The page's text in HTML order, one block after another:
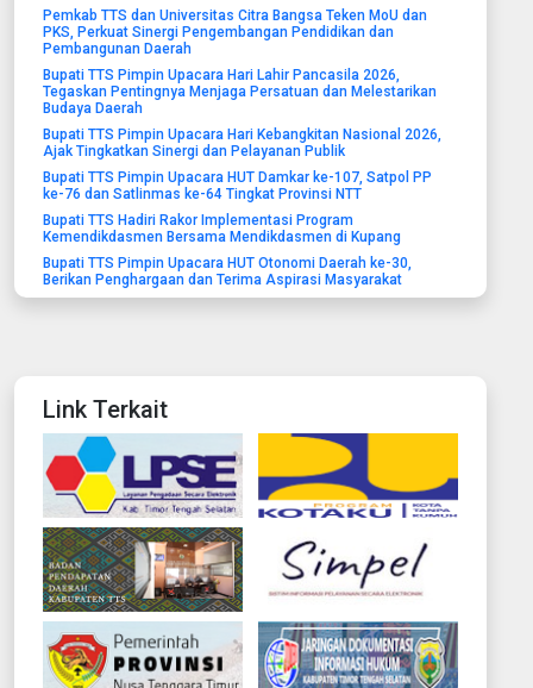
Pemkab TTS dan Universitas Citra Bangsa Teken MoU dan
PKS, Perkuat Sinergi Pengembangan Pendidikan dan
Pembangunan Daerah
Bupati TTS Pimpin Upacara Hari Lahir Pancasila 2026,
Tegaskan Pentingnya Menjaga Persatuan dan Melestarikan
Budaya Daerah
Bupati TTS Pimpin Upacara Hari Kebangkitan Nasional 2026,
Ajak Tingkatkan Sinergi dan Pelayanan Publik
Bupati TTS Pimpin Upacara HUT Damkar ke-107, Satpol PP
ke-76 dan Satlinmas ke-64 Tingkat Provinsi NTT
Bupati TTS Hadiri Rakor Implementasi Program
Kemendikdasmen Bersama Mendikdasmen di Kupang
Bupati TTS Pimpin Upacara HUT Otonomi Daerah ke-30,
Berikan Penghargaan dan Terima Aspirasi Masyarakat
Link Terkait